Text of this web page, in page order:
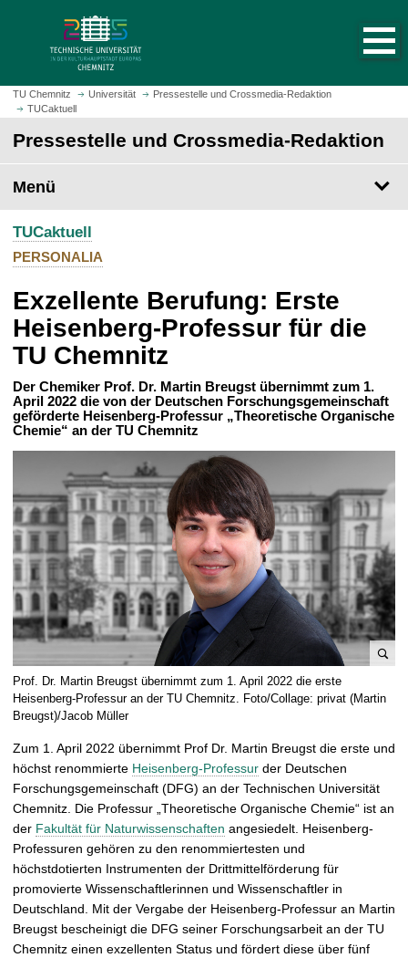
m
H
t
s
i
e
a
u
f
r
u
f
e
n
TU Chemnitz Universität
Pressestelle und Crossmedia-Redaktion
TUCaktuell
Pressestelle und Crossmedia-Redaktion
Menü
TUCaktuell
PERSONALIA
Exzellente Berufung: Erste
Heisenberg-Professur für die
TU Chemnitz
Der Chemiker Prof. Dr. Martin Breugst übernimmt zum 1.
April 2022 die von der Deutschen Forschungsgemeinschaft
geförderte Heisenberg-Professur „Theoretische Organische
Chemie“ an der TU Chemnitz
i
v
e
r
g
r
ö
ß
e
r
n
Prof. Dr. Martin Breugst übernimmt zum 1. April 2022 die erste
Heisenberg-Professur an der TU Chemnitz. Foto/Collage: privat (Martin
Breugst)/Jacob Müller
Zum 1. April 2022 übernimmt Prof Dr. Martin Breugst die erste und
höchst renommierte Heisenberg-Professur der Deutschen
Forschungsgemeinschaft (DFG) an der Technischen Universität
Chemnitz. Die Professur „Theoretische Organische Chemie“ ist an
der Fakultät für Naturwissenschaften angesiedelt. Heisenberg-
Professuren gehören zu den renommiertesten und
höchstdotierten Instrumenten der Drittmittelförderung für
promovierte Wissenschaftlerinnen und Wissenschaftler in
Deutschland. Mit der Vergabe der Heisenberg-Professur an Martin
Breugst bescheinigt die DFG seiner Forschungsarbeit an der TU
Chemnitz einen exzellenten Status und fördert diese über fünf